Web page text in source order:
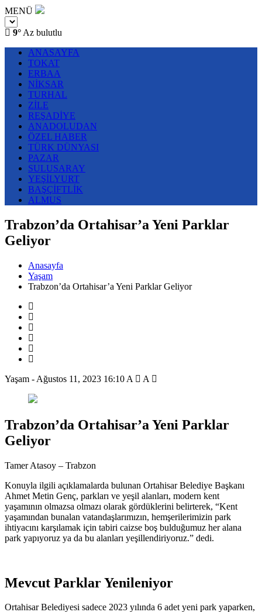
MENÜ
9° Az bulutlu
ANASAYFA
TOKAT
ERBAA
NİKSAR
TURHAL
ZİLE
REŞADİYE
ANADOLUDAN
ÖZEL HABER
TÜRK DÜNYASI
PAZAR
SULUSARAY
YEŞİLYURT
BAŞÇİFTLİK
ALMUS
Trabzon’da Ortahisar’a Yeni Parklar
Geliyor
Anasayfa
Yaşam
Trabzon’da Ortahisar’a Yeni Parklar Geliyor
Yaşam - Ağustos 11, 2023 16:10 A A
Trabzon’da Ortahisar’a Yeni Parklar
Geliyor
Tamer Atasoy – Trabzon
Konuyla ilgili açıklamalarda bulunan Ortahisar Belediye Başkanı
Ahmet Metin Genç, parkları ve yeşil alanları, modern kent
yaşamının olmazsa olmazı olarak gördüklerini belirterek, “Kent
yaşamından bunalan vatandaşlarımızın, hemşerilerimizin park
ihtiyacını karşılamak için tabiri caizse boş bulduğumuz her alana
park yapıyoruz ya da bu alanları yeşillendiriyoruz.” dedi.
Mevcut Parklar Yenileniyor
Ortahisar Belediyesi sadece 2023 yılında 6 adet yeni park yaparken,